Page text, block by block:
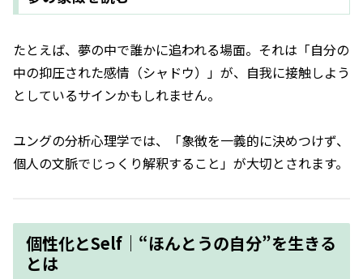
たとえば、夢の中で誰かに追われる場面。それは「自分の
中の抑圧された感情（シャドウ）」が、自我に接触しよう
としているサインかもしれません。
ユングの分析心理学では、「象徴を一義的に決めつけず、
個人の文脈でじっくり解釈すること」が大切とされます。
個性化とSelf｜“ほんとうの自分”を生きる
とは